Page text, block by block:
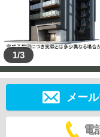
1/3
メー
電